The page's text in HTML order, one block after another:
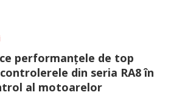
performanțele de top
din seria RA8 în
al motoarelor